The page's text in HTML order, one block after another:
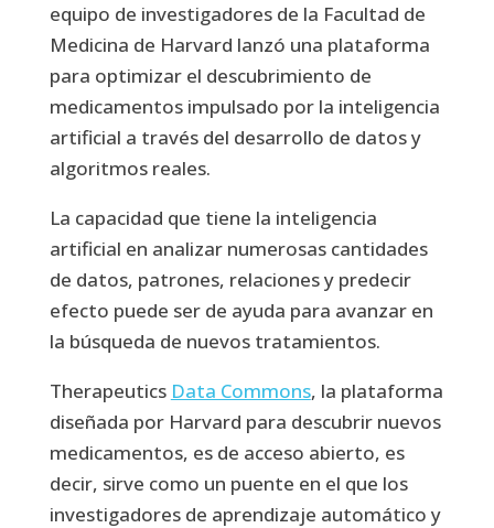
equipo de investigadores de la Facultad de
Medicina de Harvard lanzó una plataforma
para optimizar el descubrimiento de
medicamentos impulsado por la inteligencia
artificial a través del desarrollo de datos y
algoritmos reales.
La capacidad que tiene la inteligencia
artificial en analizar numerosas cantidades
de datos, patrones, relaciones y predecir
efecto puede ser de ayuda para avanzar en
la búsqueda de nuevos tratamientos.
Therapeutics Data Commons, la plataforma
diseñada por Harvard para descubrir nuevos
medicamentos, es de acceso abierto, es
decir, sirve como un puente en el que los
investigadores de aprendizaje automático y